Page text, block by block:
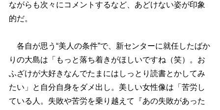
ながらも次々にコメントするなど、あどけない姿が印象
的だ。
各自が思う“美人の条件”で、新センターに就任したばか
りの大島は「もっと落ち着きがほしいですね（笑）。お
ふざけが大好きなんでたまにはしっとり読書とかしてみ
たい」と自分自身をダメ出し。美しい女性像は「苦労し
ている人。失敗や苦労を乗り越えて『あの失敗があった